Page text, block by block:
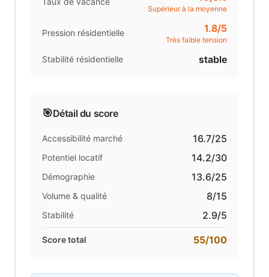
Supérieur à la moyenne
Pression résidentielle 1.8/5
Très faible tension
Stabilité résidentielle stable
🎯Détail du score
Accessibilité marché 16.7/25
Potentiel locatif 14.2/30
Démographie 13.6/25
Volume & qualité 8/15
Stabilité 2.9/5
Score total 55/100